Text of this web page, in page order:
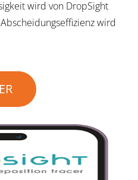
wird von DropSight
wird